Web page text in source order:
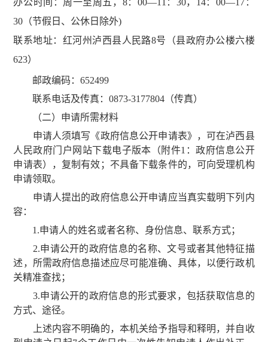
办公时间：周一至周五，8：00—11：30，14：00—17：
30（节假日、公休日除外)
联系地址：红河州泸西县人民路8号（县政府办公楼六楼
623）
邮政编码：652499
联系电话及传真：0873-3177804（传真）
（二）申请所需材料
申请人须填写《政府信息公开申请表》，可在泸西县
人民政府门户网站下载电子版本（附件1：政府信息公开
申请表），复制有效；不具备下载条件的，可向受理机构
申请领取。
申请人提出的政府信息公开申请应当真实载明下列内
容：
1.申请人的姓名或者名称、身份信息、联系方式；
2.申请公开的政府信息的名称、文号或者其他特征描
述，所需政府信息描述应尽可能准确、具体，以便行政机
关精准查找；
3.申请公开的政府信息的形式要求，包括获取信息的
方式、途径。
上述内容不明确的，本机关给予指导和释明，并自收